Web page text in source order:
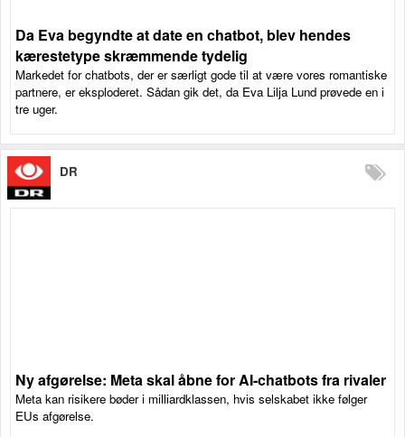
Da Eva begyndte at date en chatbot, blev hendes
kærestetype skræmmende tydelig
Markedet for chatbots, der er særligt gode til at være vores romantiske
partnere, er eksploderet. Sådan gik det, da Eva Lilja Lund prøvede en i
tre uger.
DR
Ny afgørelse: Meta skal åbne for AI-chatbots fra rivaler
Meta kan risikere bøder i milliardklassen, hvis selskabet ikke følger
EUs afgørelse.